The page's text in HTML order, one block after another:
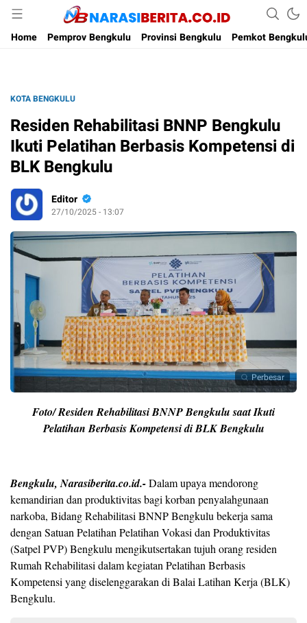
Narasi Berita
Home
Pemprov Bengkulu Provinsi Bengkulu Pemkot
KOTA BENGKULU
Residen Rehabilitasi BNNP Bengkulu
Ikuti Pelatihan Berbasis Kompetensi di
BLK Bengkulu
Editor
27/10/2025 - 13:07
Perbesar
Foto/ Residen Rehabilitasi BNNP Bengkulu saat Ikuti
Pelatihan Berbasis Kompetensi di BLK Bengkulu
Bengkulu, Narasiberita.co.id.-Dalam upaya mendorong
kemandirian dan produktivitas bagi korban penyalahgunaan
narkoba, Bidang Rehabilitasi BNNP Bengkulu bekerja sama
dengan Satuan Pelatihan Pelatihan Vokasi dan Produktivitas
(Satpel PVP) Bengkulu mengikutsertakan tujuh orang residen
Rumah Rehabilitasi dalam kegiatan Pelatihan Berbasis
Kompetensi yang diselenggarakan di Balai Latihan Kerja (BLK)
Bengkulu.